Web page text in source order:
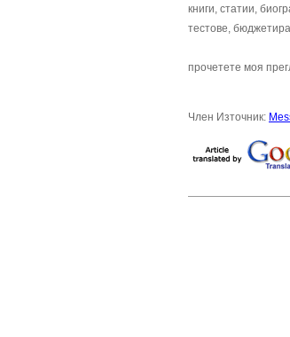
книги, статии,
тестове,
прочетете моя
Член Източник: